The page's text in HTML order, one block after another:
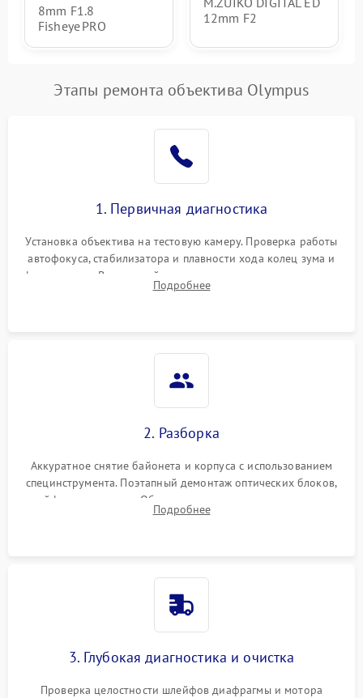
8mm F1.8
Fisheye PRO
12mm F2
Этапы ремонта объектива Olympus
1. Первичная диагностика
Установка объектива на тестовую камеру. Проверка работы
автофокуса, стабилизатора и плавности хода колец зума и
фокусировки. Визуальный осмотр линз на наличие царапин,
грибка, пыли и оценка состояния контактов байонета.
Подробнее
2. Разборка
Аккуратное снятие байонета и корпуса с использованием
специнструмента. Поэтапный демонтаж оптических блоков,
шлейфов и приводов. Обязательная маркировка положения
линзовых групп для сохранения заводской центровки при
Подробнее
3. Глубокая диагностика и очистка
Проверка целостности шлейфов диафрагмы и мотора